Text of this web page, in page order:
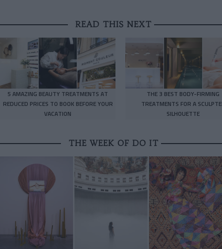
READ THIS NEXT
5 AMAZING BEAUTY TREATMENTS AT
REDUCED PRICES TO BOOK BEFORE YOUR
VACATION
THE 3 BEST BODY-FIRMING
TREATMENTS FOR A
SILHOUETTE
THE WEEK OF DO IT